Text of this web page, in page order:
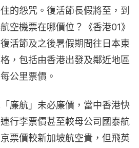
的怨咒。復活節長假將至，到
空機票在哪價位？《香港01》
活節及之後暑假期間往日本東
，包括由香港出發及鄰近地區
公里票價。
廉航」未必廉價，當中香港快
行李票價甚至較母公司國泰航
票價較新加坡航空貴，但飛英